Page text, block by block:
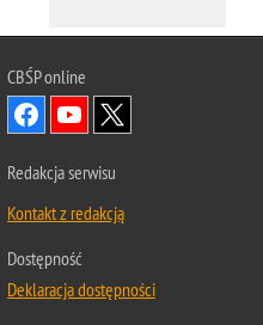
CBŚPonline
Redakcja serwisu
Kontakt z redakcją
Dostępność
Deklaracja dostępności